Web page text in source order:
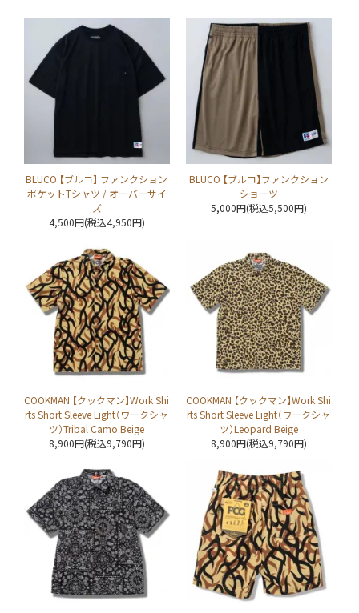
BLUCO 【ブルコ】 ファンクション
ポケットTシャツ / オーバーサイ
ズ
4,500円(税込4,950円)
BLUCO 【ブルコ】ファンクション
ショーツ
5,000円(税込5,500円)
COOKMAN 【クックマン】Work Shi
rts Short Sleeve Light（ワークシャ
ツ）Tribal Camo Beige
8,900円(税込9,790円)
COOKMAN 【クックマン】Work Shi
rts Short Sleeve Light（ワークシャ
ツ）Leopard Beige
8,900円(税込9,790円)